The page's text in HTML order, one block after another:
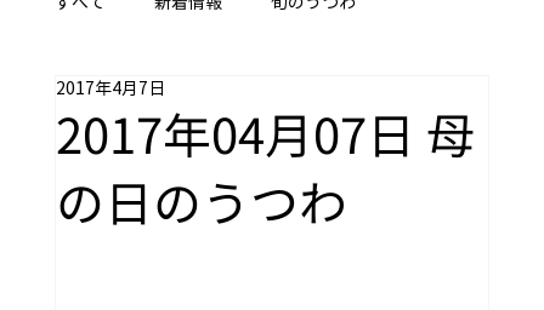
ここに技あり
2017年04月07日 母
の日のうつわ
2017年4月7日